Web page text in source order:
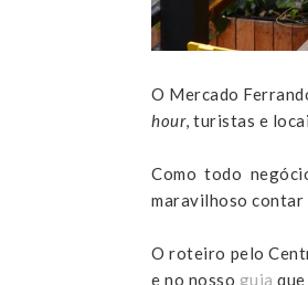
O Mercado
hour, turistas e
Como todo
maravilhoso contar
O roteiro pelo
e no nosso guia